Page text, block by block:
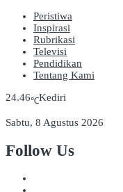
Peristiwa
Inspirasi
Rubrikasi
Televisi
Pendidikan
Tentang Kami
24.46℃Kediri
Sabtu, 8 Agustus 2026
Follow Us